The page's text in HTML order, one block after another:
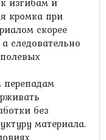
кромка при
скорее
следовательно
перепадам
без
материала.